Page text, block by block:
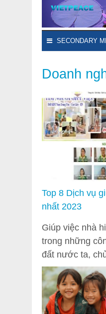
SECONDARY
Doanh
Top 8 Dịch vụ
nhất 2023
Giúp việc nhà
trong những
đất nước ta,